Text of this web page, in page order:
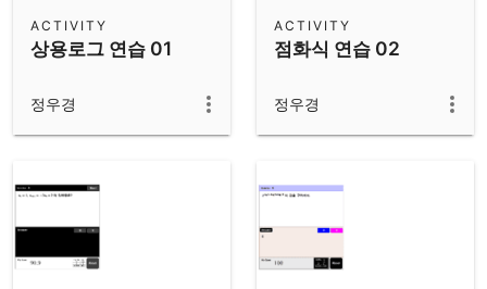
상용로그 연습 01
ACTIVITY
정우경
점화식 연습 02
ACTIVITY
정우경